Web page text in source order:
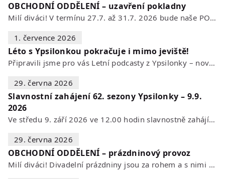
OBCHODNÍ ODDĚLENÍ – uzavření pokladny
Milí diváci! V termínu 27.7. až 31.7. 2026 bude naše POKLADNA z technických…
1. července 2026
Léto s Ypsilonkou pokračuje i mimo jeviště!
Připravili jsme pro vás Letní podcasty z Ypsilonky – novou sérii rozhovorů s…
29. června 2026
Slavnostní zahájení 62. sezony Ypsilonky – 9.9.
2026
Ve středu 9. září 2026 ve 12.00 hodin slavnostně zahájíme novou divadelní…
29. června 2026
OBCHODNÍ ODDĚLENÍ – prázdninový provoz
Milí diváci! Divadelní prázdniny jsou za rohem a s nimi se mění i otevírací…